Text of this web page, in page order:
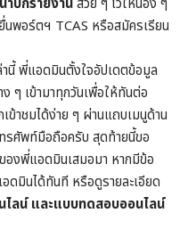
นพอร์ตฯ TCAS หรือสมัครเรียน
นี้ พี่แอดมินตั้งใจอัปเดตข้อมูล
ๆ เข้ามาทุกวันเพื่อให้ทันต่อ
ข้าชมได้ง่าย ๆ ผ่านแถบเมนูด้าน
รศัพท์มือถือครับ สุดท้ายนี้ขอ
งพี่แอดมินเสมอมา หากมีข้อ
ดมินได้ทันที หรือดูรายละเอียด
ไลน์ และแบบทดสอบออนไลน์